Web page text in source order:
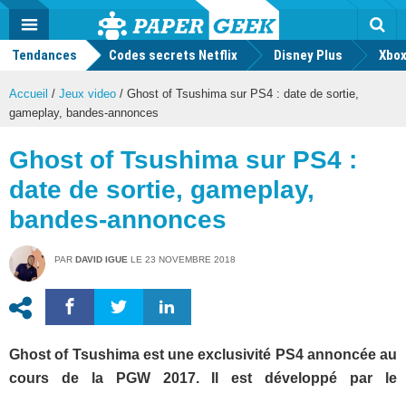
Actu
geek
MENU
Tendances Codes secrets Netflix Disney Plus
Accueil / Jeux video / Ghost of Tsushima sur PS4 : date de sortie,
gameplay, bandes-annonces
Ghost of Tsushima sur PS4 :
date de sortie, gameplay,
bandes-annonces
PAR DAVID IGUE LE 23 NOVEMBRE 2018
Ghost of Tsushima est une exclusivité PS4 annoncée au
cours de la PGW 2017. Il est développé par le
Mode
FacebookTwitter Youtube